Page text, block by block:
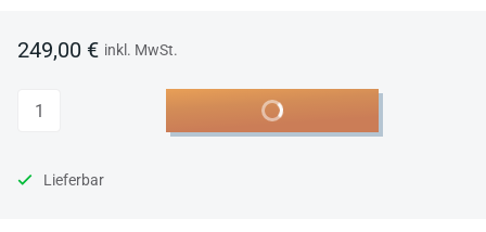
249,00 € inkl. MwSt.
Anzahl In den Warenkorb
Lieferbar